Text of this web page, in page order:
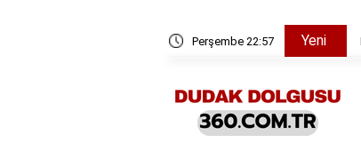
Perşembe 22:57 Yeni